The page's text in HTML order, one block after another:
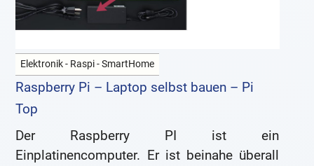
Elektronik - Raspi - SmartHome
Raspberry Pi – Laptop selbst bauen – Pi
Top
Der Raspberry PI ist ein
Einplatinencomputer. Er ist beinahe überall